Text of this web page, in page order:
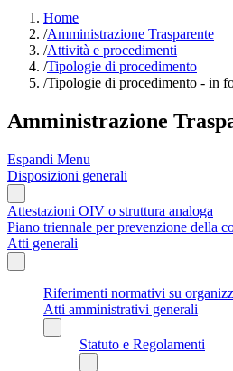
Home
/Amministrazione Trasparente
/Attività e procedimenti
/Tipologie di procedimento
/Tipologie di procedimento - in
Amministrazione
Espandi Menu
Disposizioni generali
Attestazioni OIV o struttura analoga
Piano triennale per prevenzione della
Atti generali
Riferimenti normativi su
Atti amministrativi generali
Statuto e Regolamenti